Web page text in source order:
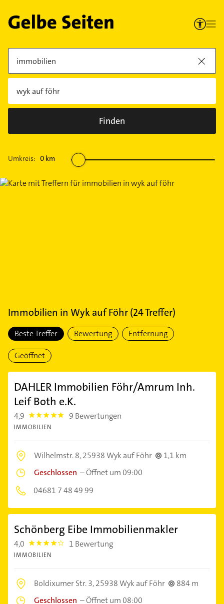
Finden
Umkreis: 0 km
Immobilien in Wyk auf Föhr(24Treffer)
Beste Treffer Bewertung Entfernung
Geöffnet
DAHLER Immobilien Föhr/Amrum Inh.
Leif Both e.K.
4,9 4.9 9 Bewertungen
IMMOBILIEN
Wilhelmstr. 8,25938 Wyk auf Föhr
1,1 km
Geschlossen –Öffnet um 09:00
04681 7 48 49 99
Schönberg Eibe Immobilienmakler
4,0 4.0 1 Bewertung
IMMOBILIEN
Boldixumer Str. 3,25938 Wyk auf Föhr
884 m
Geschlossen –Öffnet um 08:00